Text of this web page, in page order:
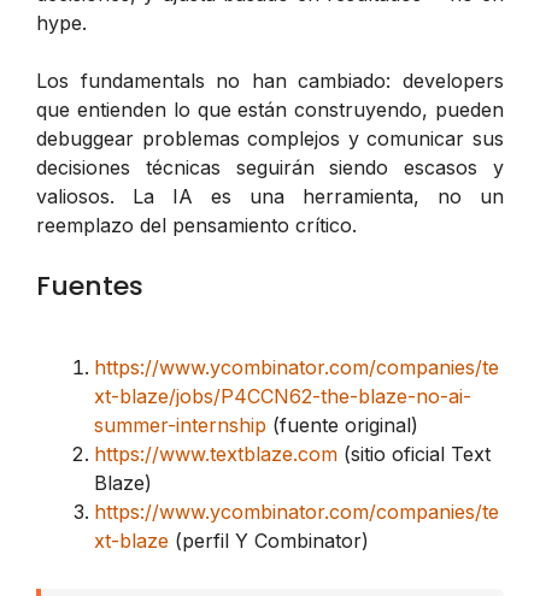
hype.
Los fundamentals no han cambiado: developers
que entienden lo que están construyendo, pueden
debuggear problemas complejos y comunicar sus
decisiones técnicas seguirán siendo escasos y
valiosos. La IA es una herramienta, no un
reemplazo del pensamiento crítico.
Fuentes
https://www.ycombinator.com/companies/te
xt-blaze/jobs/P4CCN62-the-blaze-no-ai-
summer-internship (fuente original)
https://www.textblaze.com (sitio oficial Text
Blaze)
https://www.ycombinator.com/companies/te
xt-blaze (perfil Y Combinator)